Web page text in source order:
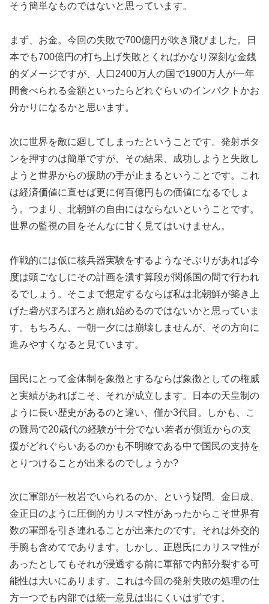
そう簡単なものではないと思っています。
まず、お金。今回の失敗で700億円が吹き飛びました。日
本でも700億円の打ち上げ失敗とくればかなり深刻な金銭
的ダメージですが、人口2400万人の国で1900万人が一年
間食べられる金額といったらどれぐらいのインパクトかお
分かりになるかと思います。
次に世界を敵に廻してしまったということです。発射ボタ
ンを押すのは簡単ですが、その結果、成功しようと失敗し
ようと世界からの援助の手が止まるということです。これ
は経済価値に直せば更に何百億円もの価値になるでしょ
う。つまり、北朝鮮の自由にはならないということです。
世界の監視の目をそんなに甘く見てはいけません。
作戦的には仮に核兵器実験をするようなそぶりがあれば今
度は頭ごなしにその計画を潰す算段が関係国の間で行われ
るでしょう。そこまで想定するならば私は北朝鮮が築き上
げた砦がぼろぼろと崩れ始めるのではないかと思っていま
す。もちろん、一朝一夕には崩壊しませんが、その方向に
進みやすくなると見ています。
国民にとって金体制を象徴とするならば象徴としての権威
と実績があればこそ、それが成立します。日本の天皇制の
ように長い歴史があるのと違い、僅か3代目。しかも、こ
の難局で20歳代の経験が十分でない若者が側近からの支
援がどれぐらいあるのかも不明瞭である中で国民の支持を
とりつけることが出来るのでしょうか?
次に軍部が一枚岩でいられるのか、という疑問。金日成、
金正日のように圧倒的カリスマ性があったからこそ世界有
数の軍部を引き連れることが出来たのです。それは外交的
手腕も含めてであります。しかし、正恩氏にカリスマ性が
あったとしてもそれが浸透する前に軍部で内部分裂する可
能性は大いにあります。これは今回の発射失敗の処理の仕
方一つでも内部では統一意見は出にくいはずです。